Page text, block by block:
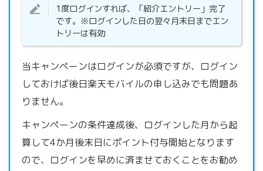
1度ログインすれば、「紹介エントリー」完了
です。※ログインした日の翌々月末日までエン
トリーは有効
当キャンペーンはログインが必須ですが、ログイン
しておけば後日楽天モバイルの申し込みでも問題あ
りません。
キャンペーンの条件達成後、ログインした月から起
算して4か月後末日にポイント付与開始となります
ので、ログインを早めに済ませておくことをお勧め